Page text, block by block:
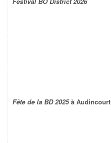
Fête de la BD 2025à Audincourt